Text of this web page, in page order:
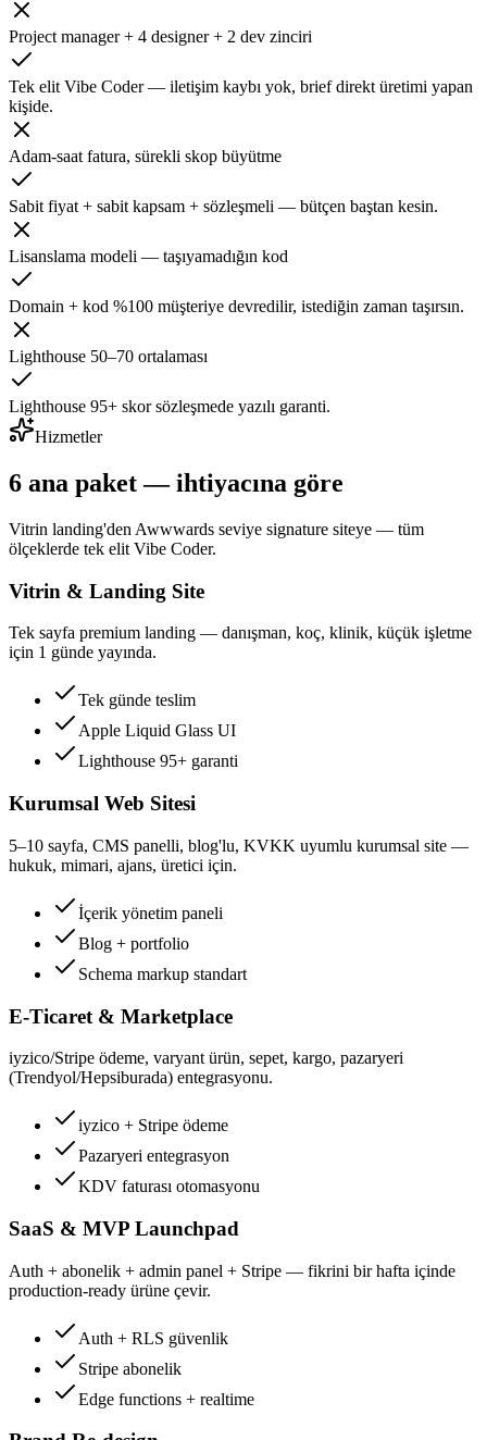
Project manager + 4 designer + 2 dev zinciri
Tek elit Vibe Coder — iletişim kaybı yok, brief direkt üretimi yapan
kişide.
Adam-saat fatura, sürekli skop büyütme
Sabit fiyat + sabit kapsam + sözleşmeli — bütçen baştan kesin.
Lisanslama modeli — taşıyamadığın kod
Domain + kod %100 müşteriye devredilir, istediğin zaman taşırsın.
Lighthouse 50–70 ortalaması
Lighthouse 95+ skor sözleşmede yazılı garanti.
Hizmetler
6 ana paket — ihtiyacına göre
Vitrin landing'den Awwwards seviye signature siteye — tüm
ölçeklerde tek elit Vibe Coder.
Vitrin & Landing Site
Tek sayfa premium landing — danışman, koç, klinik, küçük işletme
için 1 günde yayında.
Tek günde teslim
Apple Liquid Glass UI
Lighthouse 95+ garanti
Kurumsal Web Sitesi
5–10 sayfa, CMS panelli, blog'lu, KVKK uyumlu kurumsal site —
hukuk, mimari, ajans, üretici için.
İçerik yönetim paneli
Blog + portfolio
Schema markup standart
E-Ticaret & Marketplace
iyzico/Stripe ödeme, varyant ürün, sepet, kargo, pazaryeri
(Trendyol/Hepsiburada) entegrasyonu.
iyzico + Stripe ödeme
Pazaryeri entegrasyon
KDV faturası otomasyonu
SaaS & MVP Launchpad
Auth + abonelik + admin panel + Stripe — fikrini bir hafta içinde
production-ready ürüne çevir.
Auth + RLS güvenlik
Stripe abonelik
Edge functions + realtime